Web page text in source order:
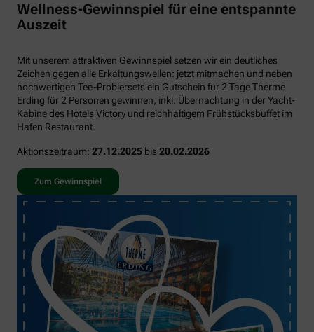
Wellness-Gewinnspiel für eine entspannte
Auszeit
Mit unserem attraktiven Gewinnspiel setzen wir ein deutliches
Zeichen gegen alle Erkältungswellen: jetzt mitmachen und neben
hochwertigen Tee-Probiersets ein Gutschein für 2 Tage Therme
Erding für 2 Personen gewinnen, inkl. Übernachtung in der Yacht-
Kabine des Hotels Victory und reichhaltigem Frühstücksbuffet im
Hafen Restaurant.
Aktionszeitraum: 27.12.2025 bis 20.02.2026
Zum Gewinnspiel